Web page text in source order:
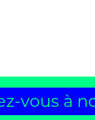
vous à